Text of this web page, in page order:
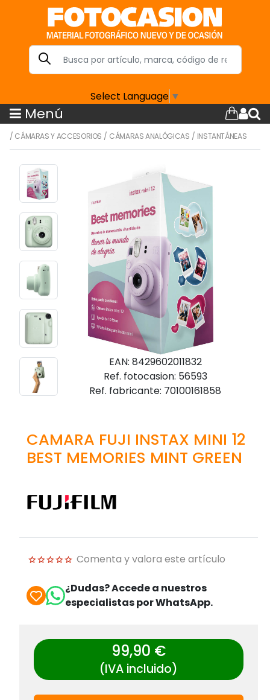
Select Language ▼
Menú
/ CÁMARAS Y ACCESORIOS / CÁMARAS ANALÓGICAS / INSTANTÁNEAS
EAN: 8429602011832
Ref. fotocasion: 56593
Ref. fabricante: 70100161858
CAMARA FUJI INSTAX MINI 12
BEST MEMORIES MINT GREEN
Comenta y valora este artículo
¿Dudas? Accede a nuestros
especialistas por WhatsApp.
99,90 €
(IVA incluido)